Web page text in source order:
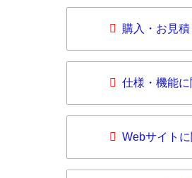
購入・お見
仕様・機能
Webサイト